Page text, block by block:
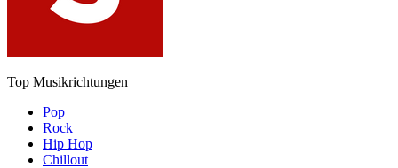
Top Musikrichtungen
Pop
Rock
Hip Hop
Chillout